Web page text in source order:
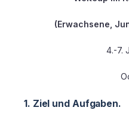
(Erwachsene,
4.-7.
1. Ziel und Aufgaben.